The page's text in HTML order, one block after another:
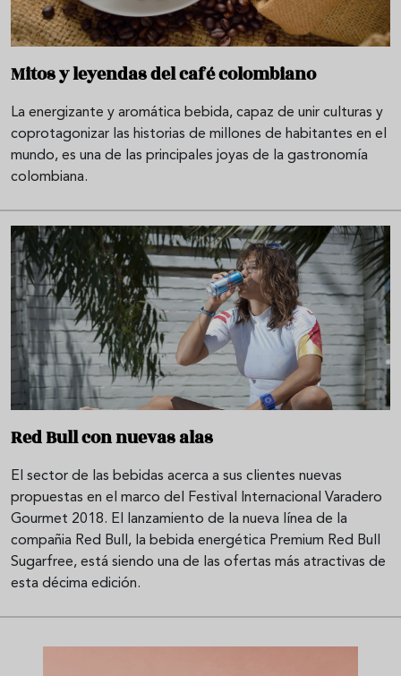
Mitos y leyendas del café colombiano
La energizante y aromática bebida, capaz de unir culturas y
coprotagonizar las historias de millones de habitantes en el
mundo, es una de las principales joyas de la gastronomía
colombiana.
Red Bull con nuevas alas
El sector de las bebidas acerca a sus clientes nuevas
propuestas en el marco del Festival Internacional Varadero
Gourmet 2018. El lanzamiento de la nueva línea de la
compañia Red Bull, la bebida energética Premium Red Bull
Sugarfree, está siendo una de las ofertas más atractivas de
esta décima edición.